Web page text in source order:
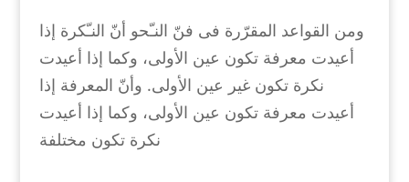
ومن القواعد المقرّرة فى فنّ النـّحو أنّ النـّكرة إذا
أعيدت معرفة تكون عين الأولى، وكما إذا أعيدت
نكرة تكون غير عين الأولى. وأنّ المعرفة إذا
أعيدت معرفة تكون عين الأولى، وكما إذا أعيدت
نكرة تكون مختلفة